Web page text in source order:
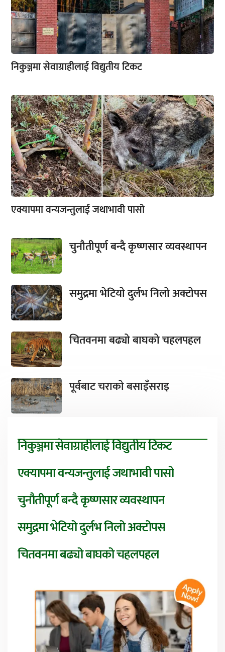
निकुञ्जमा सेवाग्राहीलाई विद्युतीय टिकट
एक्यापमा वन्यजन्तुलाई जथाभावी पासो
चुनौतीपूर्ण बन्दै कृष्णसार व्यवस्थापन
समुद्रमा भेटियो दुर्लभ निलो अक्टोपस
चितवनमा बढ्यो बाघको चहलपहल
पूर्वबाट चराको बसाइँसराइ
निकुञ्जमा सेवाग्राहीलाई विद्युतीय टिकट
एक्यापमा वन्यजन्तुलाई जथाभावी पासो
चुनौतीपूर्ण बन्दै कृष्णसार व्यवस्थापन
समुद्रमा भेटियो दुर्लभ निलो अक्टोपस
चितवनमा बढ्यो बाघको चहलपहल